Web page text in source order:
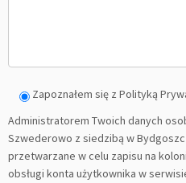
Zapoznałem się z Polityką
Administratorem Twoich danych
Szwederowo z siedzibą w
przetwarzane w celu zapisu na
obsługi konta użytkownika w